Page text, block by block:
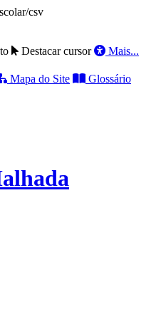
csv
Destacar cursor Mais...
Mapa do Site Glossário